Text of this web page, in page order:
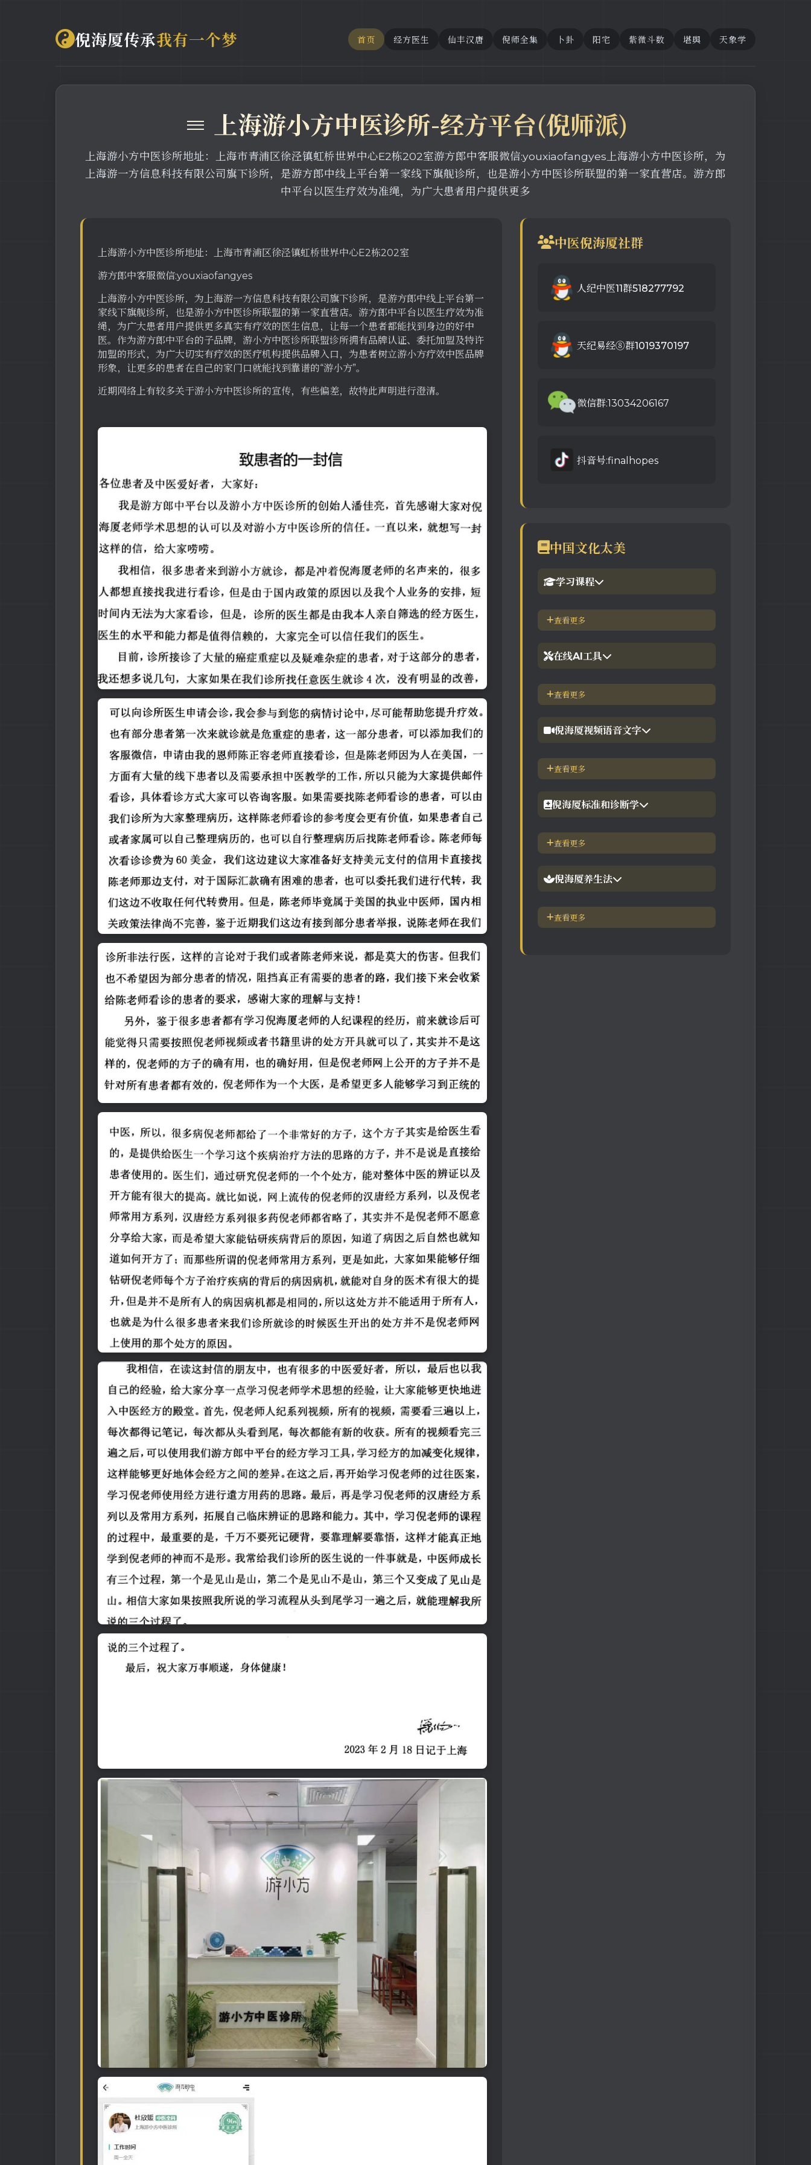
倪海厦传承我有一个梦 首页 经方医生 仙丰汉唐 倪师全集 卜卦 阳宅 紫微斗数 堪舆 天象学
≡ 上海游小方中医诊所-经方平台(倪师派)
上海游小方中医诊所地址：上海市青浦区徐泾镇虹桥世界中心E2栋202室游方郎中客服微信:youxiaofangyes上海游小方中医诊所，为
上海游一方信息科技有限公司旗下诊所，是游方郎中线上平台第一家线下旗舰诊所，也是游小方中医诊所联盟的第一家直营店。游方郎
中平台以医生疗效为准绳，为广大患者用户提供更多
上海游小方中医诊所地址：上海市青浦区徐泾镇虹桥世界中心E2栋202室
游方郎中客服微信:youxiaofangyes
上海游小方中医诊所，为上海游一方信息科技有限公司旗下诊所，是游方郎中线上平台第一
家线下旗舰诊所，也是游小方中医诊所联盟的第一家直营店。游方郎中平台以医生疗效为准
绳，为广大患者用户提供更多真实有疗效的医生信息，让每一个患者都能找到身边的好中
医。作为游方郎中平台的子品牌，游小方中医诊所联盟诊所拥有品牌认证、委托加盟及特许
加盟的形式，为广大切实有疗效的医疗机构提供品牌入口，为患者树立游小方疗效中医品牌
形象，让更多的患者在自己的家门口就能找到靠谱的“游小方”。
近期网络上有较多关于游小方中医诊所的宣传，有些偏差，故特此声明进行澄清。
中医倪海厦社群
人纪中医11群518277792
天纪易经⑧群1019370197
微信群:13034206167
抖音号:finalhopes
中国文化太美
学习课程
1.倪海厦官网备份版
查看更多
在线AI工具
【工具】紫微斗数命理分析
查看更多
倪海厦视频语音文字
【视频】倪海厦-针灸大成
查看更多
倪海厦标准和诊断学
倪海厦简介-传奇人生
查看更多
倪海厦养生法
五脏逼毒法和易筋经
查看更多